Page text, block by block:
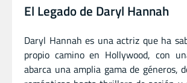
El Legado de Daryl Hannah
Daryl Hannah es una actriz que ha
propio camino en Hollywood, con
abarca una amplia gama de géneros,